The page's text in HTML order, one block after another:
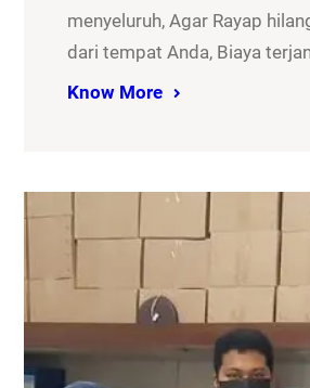
menyeluruh, Agar Rayap
dari tempat Anda, Biaya
Know More